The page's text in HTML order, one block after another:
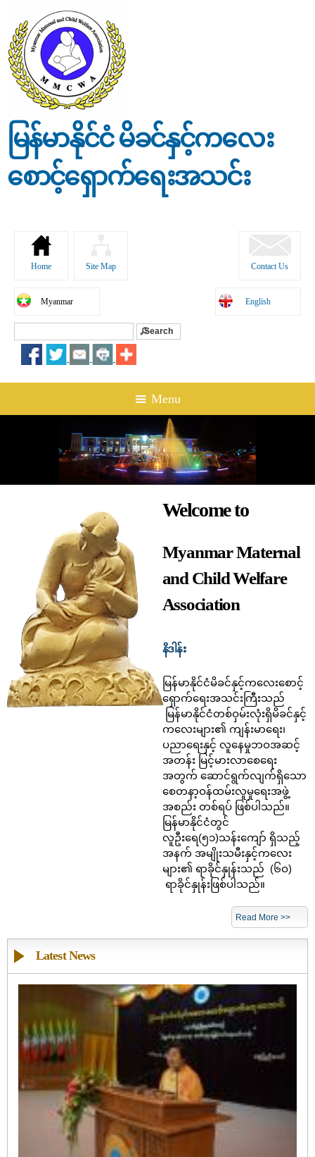
content
မြန်မာနိုင်ငံ မိခင်နှင့်ကလေး
စောင့်ရှောက်ရေးအသင်း
Home Site Map Contact Us
Myanmar English
Search form
☰ Menu
Welcome to
Myanmar Maternal
and Child Welfare
Association
နိဒါန်း
မြန်မာနိုင်ငံမိခင်နှင့်ကလေးစောင့်
ရှောက်ရေးအသင်းကြီးသည်
မြန်မာနိုင်ငံတစ်ဝှမ်းလုံးရှိမိခင်နှင့်
ကလေးများ၏ ကျန်းမာရေး၊
ပညာရေးနှင့် လူနေမှုဘဝအဆင့်
အတန်း မြင့်မားလာစေရေး
အတွက် ဆောင်ရွက်လျက်ရှိသော
စေတနာ့ဝန်ထမ်းလူမှုရေးအဖွဲ့
အစည်း တစ်ရပ် ဖြစ်ပါသည်။
မြန်မာနိုင်ငံတွင်
လူဦးရေ(၅၁)သန်းကျော် ရှိသည့်
အနက် အမျိုးသမီးနှင့်ကလေး
များ၏ ရာခိုင်နှုန်းသည် (၆ဝ)
ရာခိုင်နှုန်းဖြစ်ပါသည်။
Read More >>
Latest News